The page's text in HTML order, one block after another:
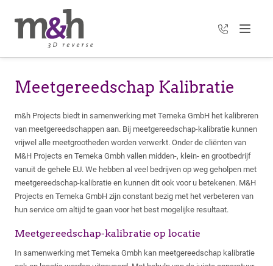
Menu
+31 35 303
Meetgereedschap Kalibratie
m&h Projects biedt in samenwerking met Temeka GmbH het kalibreren
van meetgereedschappen aan. Bij meetgereedschap-kalibratie kunnen
vrijwel alle meetgrootheden worden verwerkt. Onder de cliënten van
M&H Projects en Temeka Gmbh vallen midden-, klein- en grootbedrijf
vanuit de gehele EU. We hebben al veel bedrijven op weg geholpen met
meetgereedschap-kalibratie en kunnen dit ook voor u betekenen. M&H
Projects en Temeka GmbH zijn constant bezig met het verbeteren van
hun service om altijd te gaan voor het best mogelijke resultaat.
Meetgereedschap-kalibratie op locatie
In samenwerking met Temeka Gmbh kan meetgereedschap kalibratie